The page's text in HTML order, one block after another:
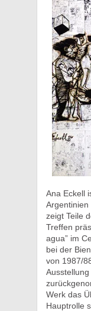
Ana Eckell
zeigt Teile
Treffen
agua” im
bei der
von 1987/
Werk das
Hauptrolle